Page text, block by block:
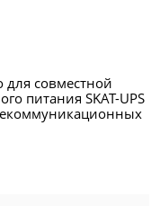
для совместной
питания SKAT-UPS